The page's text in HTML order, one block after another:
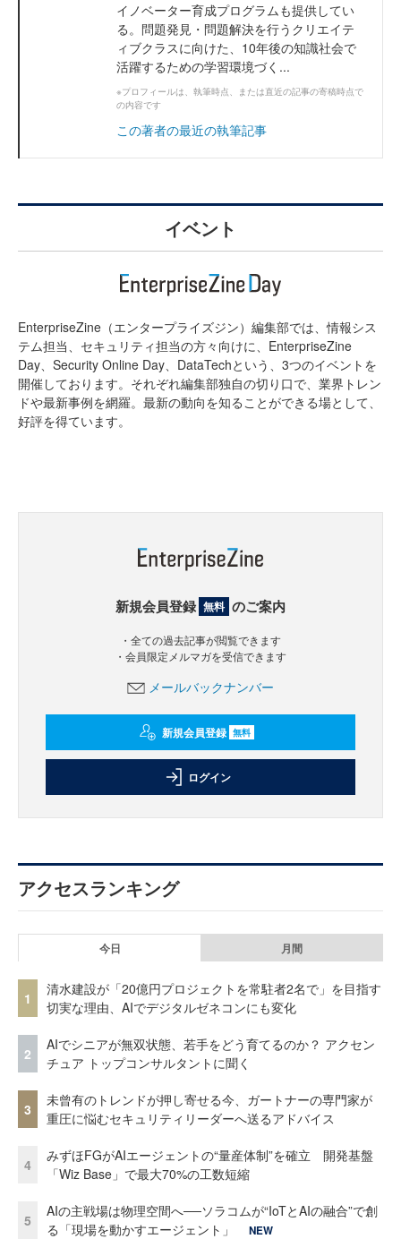
イノベーター育成プログラムも提供してい
る。問題発見・問題解決を行うクリエイテ
ィブクラスに向けた、10年後の知識社会で
活躍するための学習環境づく...
※プロフィールは、執筆時点、または直近の記事の寄稿時点で
の内容です
この著者の最近の執筆記事
イベント
EnterpriseZine（エンタープライズジン）編集部では、情報シス
テム担当、セキュリティ担当の方々向けに、EnterpriseZine
Day、Security Online Day、DataTechという、3つのイベントを
開催しております。それぞれ編集部独自の切り口で、業界トレン
ドや最新事例を網羅。最新の動向を知ることができる場として、
好評を得ています。
新規会員登録 無料 のご案内
・全ての過去記事が閲覧できます
・会員限定メルマガを受信できます
メールバックナンバー
新規会員登録 無料
ログイン
アクセスランキング
今日 月間
1
清水建設が「20億円プロジェクトを常駐者2名で」を目指す
切実な理由、AIでデジタルゼネコンにも変化
2
AIでシニアが無双状態、若手をどう育てるのか？ アクセン
チュア トップコンサルタントに聞く
3
未曾有のトレンドが押し寄せる今、ガートナーの専門家が
重圧に悩むセキュリティリーダーへ送るアドバイス
4
みずほFGがAIエージェントの“量産体制”を確立 開発基盤
「Wiz Base」で最大70%の工数短縮
5
AIの主戦場は物理空間へ──ソラコムが“IoTとAIの融合”で創
る「現場を動かすエージェント」
NEW